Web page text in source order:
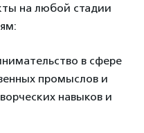
на любой стадии
в сфере
промыслов и
навыков и